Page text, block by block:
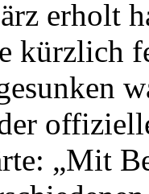
erholt
kürzlich
„Mit